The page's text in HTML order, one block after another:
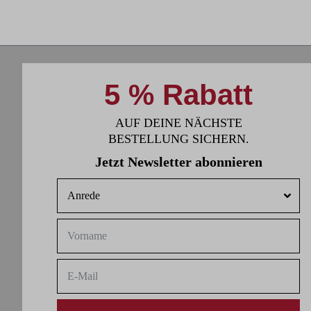
5 % Rabatt
AUF DEINE NÄCHSTE
BESTELLUNG SICHERN.
Jetzt Newsletter abonnieren